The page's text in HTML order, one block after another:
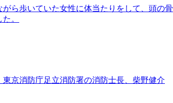
ら歩いていた女性に体当たりをして、頭の骨
。
京消防庁足立消防署の消防士長、柴野健介